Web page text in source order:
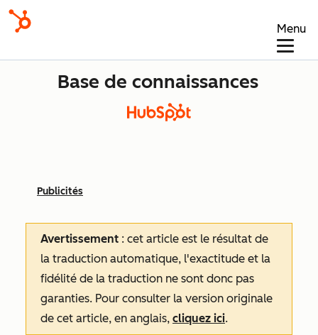
Menu
Base de connaissances
Publicités
Avertissement : cet article est le résultat de
la traduction automatique, l'exactitude et la
fidélité de la traduction ne sont donc pas
garanties. Pour consulter la version originale
de cet article, en anglais, cliquez ici.